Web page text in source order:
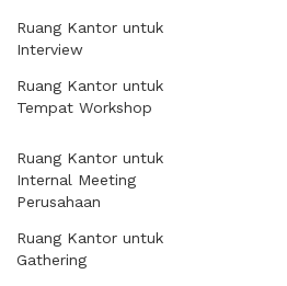
Ruang Kantor untuk
Interview
Ruang Kantor untuk
Tempat Workshop
Ruang Kantor untuk
Internal Meeting
Perusahaan
Ruang Kantor untuk
Gathering